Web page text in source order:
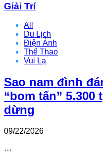
Giải Trí
All
Du Lịch
Điện Ảnh
Thể Thao
Vui Lạ
Sao nam đình
“bom tấn” 5.300
dừng
09/22/2026
…